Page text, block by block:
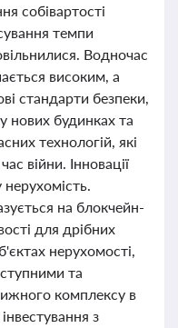
собівартості
темпи
Водночас
високим, а
стандарти безпеки,
нових будинках та
технологій, які
війни. Інновації
на блокчейн-
для дрібних
нерухомості,
та
комплексу в
з